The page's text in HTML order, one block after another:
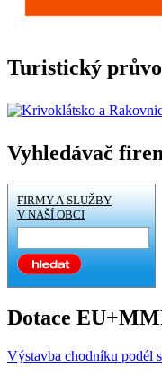
Turistický
Vyhledávač
FIRMY A SLUŽBY
V NAŠÍ OBCI
Dotace
Výstavba chodníku podél